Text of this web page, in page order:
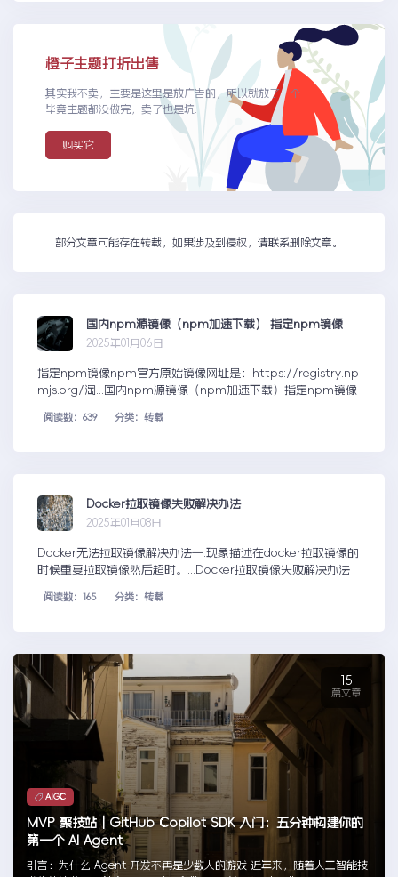
橙子主题打折出售
其实我不卖，主要是这里是放广告的，所以就放了一个
毕竟主题都没做完，卖了也是坑.
购买它
部分文章可能存在转载，如果涉及到侵权，请联系删除文章。
国内npm源镜像（npm加速下载） 指定npm镜像
2025年01月06日
指定npm镜像npm官方原始镜像网址是：https://registry.np
mjs.org/淘...国内npm源镜像（npm加速下载）指定npm镜像
阅读数：639 分类：转载
Docker拉取镜像失败解决办法
2025年01月08日
Docker无法拉取镜像解决办法一.现象描述在docker拉取镜像的
时候重复拉取镜像然后超时。...Docker拉取镜像失败解决办法
阅读数：165 分类：转载
AIGC
MVP 聚技站｜GitHub Copilot SDK 入门：五分钟构建你的
第一个 AI Agent
引言：为什么 Agent 开发不再是少数人的游戏 近年来，随着人工智能技
15
篇文章